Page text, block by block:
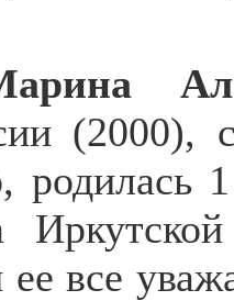
(2000),
родилась
ее все